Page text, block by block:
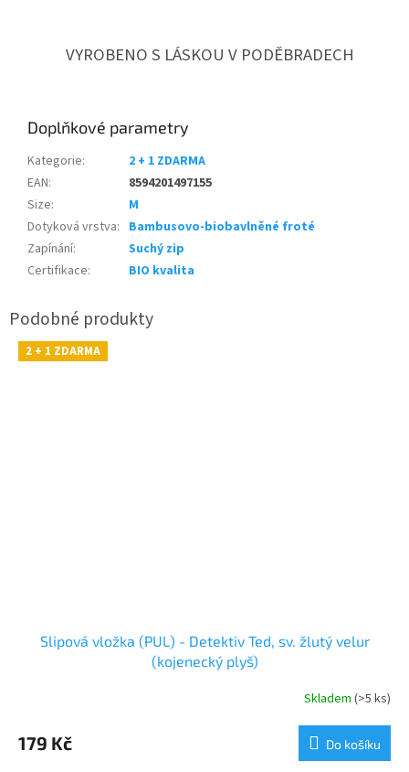
VYROBENO S LÁSKOU V PODĚBRADECH
Doplňkové parametry
Kategorie:
2 + 1 ZDARMA
EAN:
8594201497155
Size:
M
Dotyková vrstva: Bambusovo-biobavlněné froté
Zapínání:
Suchý zip
Certifikace: BIO kvalita
2 + 1 ZDARMA
Slipová vložka (PUL) - Detektiv Ted, sv. žlutý velur
(kojenecký plyš)
Skladem (>5 ks)
179 Kč Do košíku